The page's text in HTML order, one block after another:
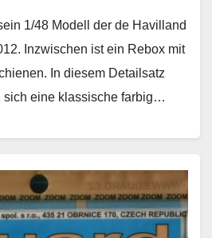
1/48 Modell der de Havilland
Inzwischen ist ein Rebox mit
In diesem Detailsatz
sich eine klassische farbig…